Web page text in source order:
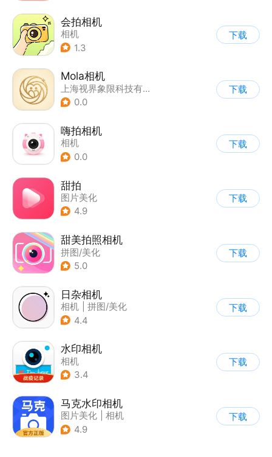
会拍相机
相机
1.3
下载
Mola相机
上海视界象限科技有限公司
0.0
下载
嗨拍相机
相机
0.0
下载
甜拍
图片美化
4.9
下载
甜美拍照相机
拼图/美化
5.0
下载
日杂相机
相机
拼图/美化
| 图片美化
4.4
下载
水印相机
相机
3.4
下载
马克水印相机
图片美化
相机
4.9
下载